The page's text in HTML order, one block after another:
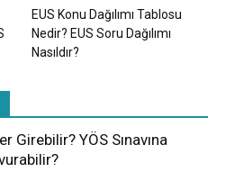
EUS Konu Dağılımı Tablosu
Nedir? EUS Soru Dağılımı
Nasıldır?
Girebilir? YÖS Sınavına